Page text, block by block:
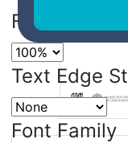
Font Size
Text Edge
Font Family